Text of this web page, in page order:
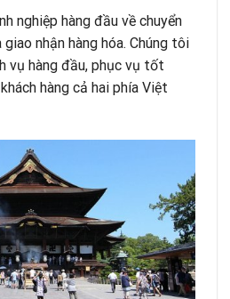
nghiệp hàng đầu về chuyển
nhận hàng hóa. Chúng tôi
vụ hàng đầu, phục vụ tốt
hàng cả hai phía Việt